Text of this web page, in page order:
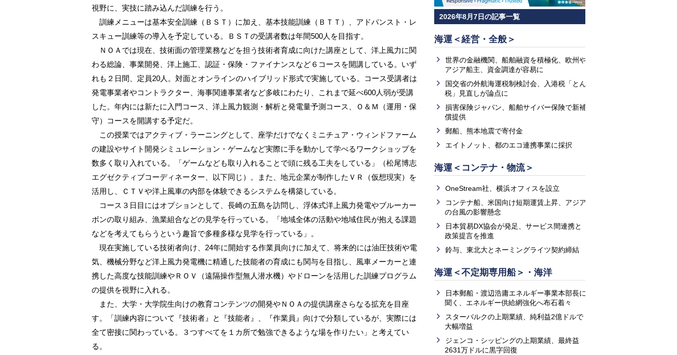
視野に、実技に踏み込んだ訓練を行う。
訓練メニューは基本安全訓練（ＢＳＴ）に加え、基本技能訓練（ＢＴＴ）、アドバンスト・レ
スキュー訓練等の導入を予定している。ＢＳＴの受講者数は年間500人を目指す。
ＮＯＡでは現在、技術面の管理業務などを担う技術者育成に向けた講座として、洋上風力に関
わる総論、事業開発、洋上施工、認証・保険・ファイナンスなど６コースを開講している。いず
れも２日間、定員20人。対面とオンラインのハイブリッド形式で実施している。コース受講者は
発電事業者やコントラクター、海事関連事業者など多岐にわたり、これまで延べ600人弱が受講
した。年内には新たに入門コース、洋上風力観測・解析と発電量予測コース、Ｏ＆Ｍ（運用・保
守）コースを開講する予定だ。
この授業ではアクティブ・ラーニングとして、座学だけでなくミニチュア・ウィンドファーム
の建設やサイト開発シミュレーション・ゲームなど実際に手を動かして学べるワークショップを
数多く取り入れている。「ゲームなども取り入れることで頭に残る工夫をしている」（松尾博志
エグゼクティブコーディネーター、以下同じ）。また、地元企業が制作したＶＲ（仮想現実）を
活用し、ＣＴＶや洋上風車の内部を体験できるシステムを構築している。
コース３日目にはオプションとして、長崎の五島を訪問し、浮体式洋上風力発電やブルーカー
ボンの取り組み、漁業組合などの見学を行っている。「地域全体の活動や地域住民が抱える課題
などを考えてもらうという趣旨で多種多様な見学を行っている」。
現在実施している技術者向け、24年に開始する作業員向けに加えて、将来的には油圧技術や電
気、機械分野など洋上風力発電機に精通した技能者の育成にも関与を目指し、風車メーカーと連
携した高度な技能訓練やＲＯＶ（遠隔操作型無人潜水機）やドローンを活用した訓練プログラム
の提供を視野に入れる。
また、大学・大学院生向けの教育コンテンツの開発やＮＯＡの提供講座さらなる拡充を目座
す。「訓練内容について『技術者』と『技能者』、『作業員』向けで分類しているが、実際には
全て密接に関わっている。３つすべてを１カ所で勉強できるような場を作りたい」と考えてい
る。
2026年8月7日の記事一覧
海運＜経営・全般＞
世界の金融機関、船舶融資を積極化、欧州や
アジア船主、資金調達が容易に
国交省の外航海運税制検討会、入港税「とん
税」見直しが論点に
損害保険ジャパン、船舶サイバー保険で新補
償提供
郵船、熊本地震で寄付金
エイトノット、都のエコ連携事業に採択
海運＜コンテナ・物流＞
OneStream社、横浜オフィスを設立
コンテナ船、米国向け短期運賃上昇、アジア
の台風の影響懸念
日本貿易DX協会が発足、サービス間連携と
政策提言を推進
鈴与、東北大とネーミングライツ契約締結
海運＜不定期専用船＞・海洋
日本郵船・渡辺浩庸エネルギー事業本部長に
聞く、エネルギー供給網強化へ布石着々
スターバルクの上期業績、純利益2億ドルで
大幅増益
ジェンコ・シッピングの上期業績、最終益
2631万ドルに黒字回復